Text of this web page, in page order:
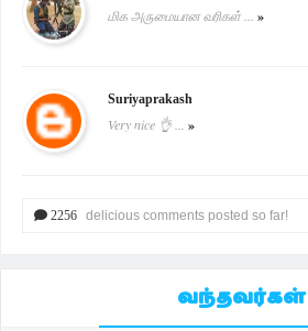
மிக அருமையான வரிகள் ... »
Suriyaprakash
Very nice 👌 ... »
2256 delicious comments posted so far!
வந்தவர்கள்